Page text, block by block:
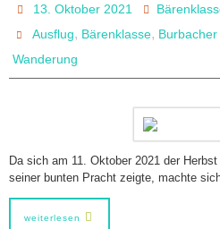
13. Oktober 2021
Ausflug, Bärenklasse,
Wanderung
Da sich am 11. Oktober 2021 der
seiner bunten Pracht zeigte, machte
weiterlesen